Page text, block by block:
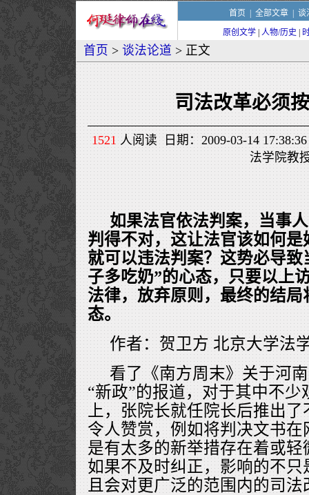
首页 全部文章| 谈
原创文学 人物/历史
首页 > 谈法论道 > 正文
司法改革必须
1521 人阅读 日期：2009-03-14
法学院教
如果法官依法判案，当事
判得不对，这让法官该如何
就可以违法判案？这势必导
子多吃奶”的心态，只要以上
法律，放弃原则，最终的结
态。
作者：贺卫方 北京大学法
看了《南方周末》关于河
“新政”的报道，对于其中不
上，张院长就任院长后推出
令人赞赏，例如将判决文书
是有太多的新举措存在着或
如果不及时纠正，影响的不
且会对更广泛的范围内的司